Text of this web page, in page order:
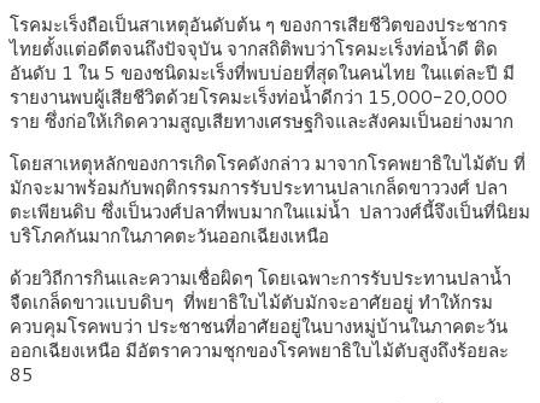
โรคมะเร็งถือเป็นสาเหตุอันดับต้น ๆ ของการเสียชีวิตของประชากร
ไทยตั้งแต่อดีตจนถึงปัจจุบัน จากสถิติพบว่าโรคมะเร็งท่อน้ำดี ติด
อันดับ 1 ใน 5 ของชนิดมะเร็งที่พบบ่อยที่สุดในคนไทย ในแต่ละปี มี
รายงานพบผู้เสียชีวิตด้วยโรคมะเร็งท่อน้ำดีกว่า 15,000-20,000
ราย ซึ่งก่อให้เกิดความสูญเสียทางเศรษฐกิจและสังคมเป็นอย่างมาก
โดยสาเหตุหลักของการเกิดโรคดังกล่าว มาจากโรคพยาธิใบไม้ตับ ที่
มักจะมาพร้อมกับพฤติกรรมการรับประทานปลาเกล็ดขาววงศ์ ปลา
ตะเพียนดิบ ซึ่งเป็นวงศ์ปลาที่พบมากในแม่น้ำ ปลาวงศ์นี้จึงเป็นที่นิยม
บริโภคกันมากในภาคตะวันออกเฉียงเหนือ
ด้วยวิถีการกินและความเชื่อผิดๆ โดยเฉพาะการรับประทานปลาน้ำ
จืดเกล็ดขาวแบบดิบๆ ที่พยาธิใบไม้ตับมักจะอาศัยอยู่ ทำให้กรม
ควบคุมโรคพบว่า ประชาชนที่อาศัยอยู่ในบางหมู่บ้านในภาคตะวัน
ออกเฉียงเหนือ มีอัตราความชุกของโรคพยาธิใบไม้ตับสูงถึงร้อยละ
85